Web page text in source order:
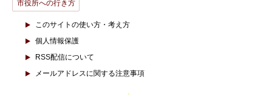
市役所への行き方
このサイトの使い方・考え方
個人情報保護
RSS配信について
メールアドレスに関する注意事項